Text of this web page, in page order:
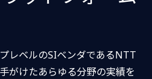
レベルのSIベンダであるNTT
がけたあらゆる分野の実績を